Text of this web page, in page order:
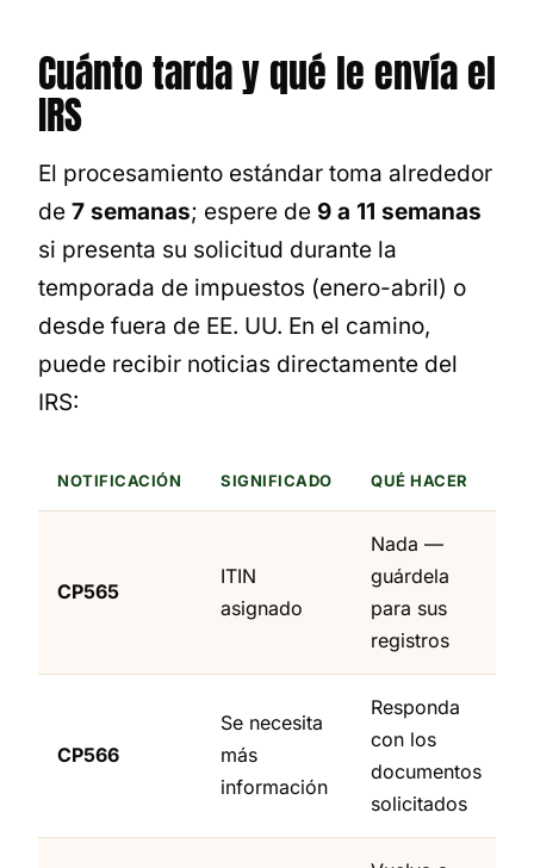
Cuánto tarda y qué le envía el
IRS
El procesamiento estándar toma alrededor
de 7 semanas; espere de 9 a 11 semanas
si presenta su solicitud durante la
temporada de impuestos (enero-abril) o
desde fuera de EE. UU. En el camino,
puede recibir noticias directamente del
IRS:
NOTIFICACIÓN SIGNIFICADO QUÉ HACER
CP565
ITIN
asignado
Nada —
guárdela
para sus
registros
CP566
Se necesita
más
información
Responda
con los
documentos
solicitados